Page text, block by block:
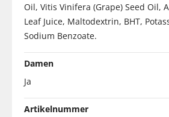
Oil, Vitis Vinifera (Grape) Seed Oil,
Leaf Juice, Maltodextrin, BHT,
Sodium Benzoate.
Damen
Ja
Artikelnummer